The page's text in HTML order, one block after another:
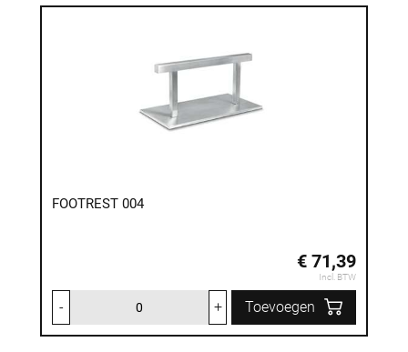
FOOTREST 004
€ 71,39
Incl. BTW
- + Toevoegen